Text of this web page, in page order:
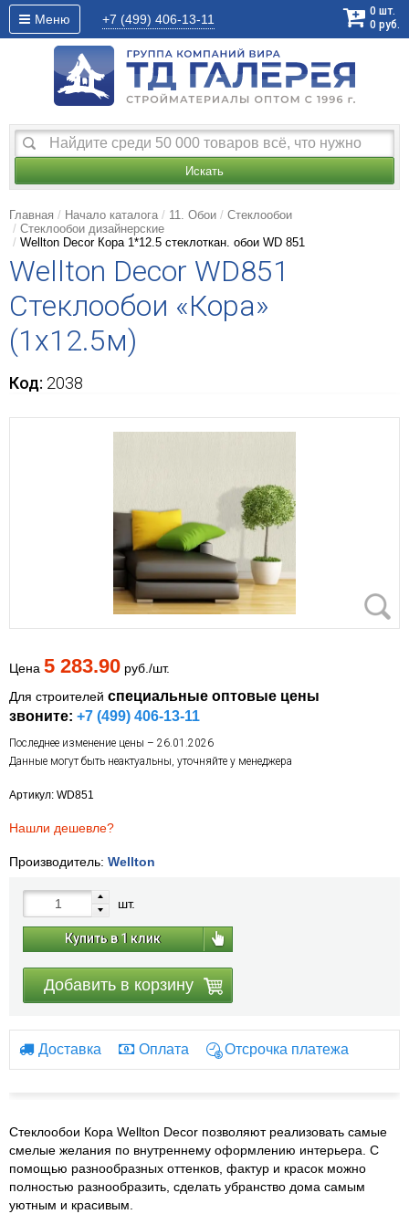
Меню +7 (499) 406-13-11
0 шт.
0 руб.
Искать
Главная Начало каталога 11. Обои
Стеклообои
Стеклообои дизайнерские
Wellton Decor Кора 1*12.5 стеклоткан. обои WD 851
Wellton Decor WD851
Стеклообои «Кора»
(1x12.5м)
Код: 2038
Цена 5 283.90 руб./шт.
Для строителей специальные оптовые цены
звоните: +7 (499) 406-13-11
Последнее изменение цены – 26.01.2026
Данные могут быть неактуальны, уточняйте у менеджера
Артикул: WD851
Нашли дешевле?
Производитель: Wellton
шт.
Купить в 1 клик
Добавить в корзину
Доставка Оплата Отсрочка платежа
Стеклообои Кора Wellton Decor позволяют реализовать самые
смелые желания по внутреннему оформлению интерьера. С
помощью разнообразных оттенков, фактур и красок можно
полностью разнообразить, сделать убранство дома самым
уютным и красивым.